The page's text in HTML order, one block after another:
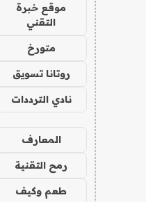
موقع خبرة
التقني
متورخ
روتانا تسويق
نادي الترددات
المعارف
رمح التقنية
طعم وكيف